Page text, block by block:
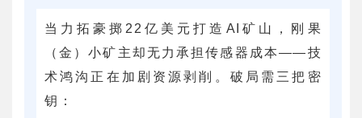
当力拓豪掷22亿美元打造AI矿山，刚果
（金）小矿主却无力承担传感器成本——技
术鸿沟正在加剧资源剥削。破局需三把密
钥：